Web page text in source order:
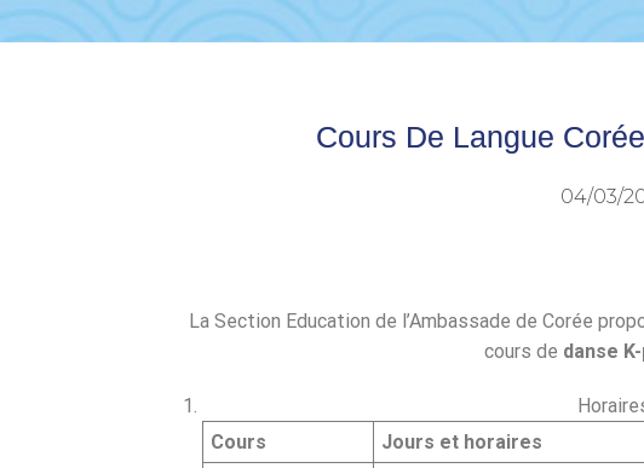
Cours De Langue
04/03/
La Section Education de l’Ambassade de Corée
cours de danse
Cours
Jours et horaires